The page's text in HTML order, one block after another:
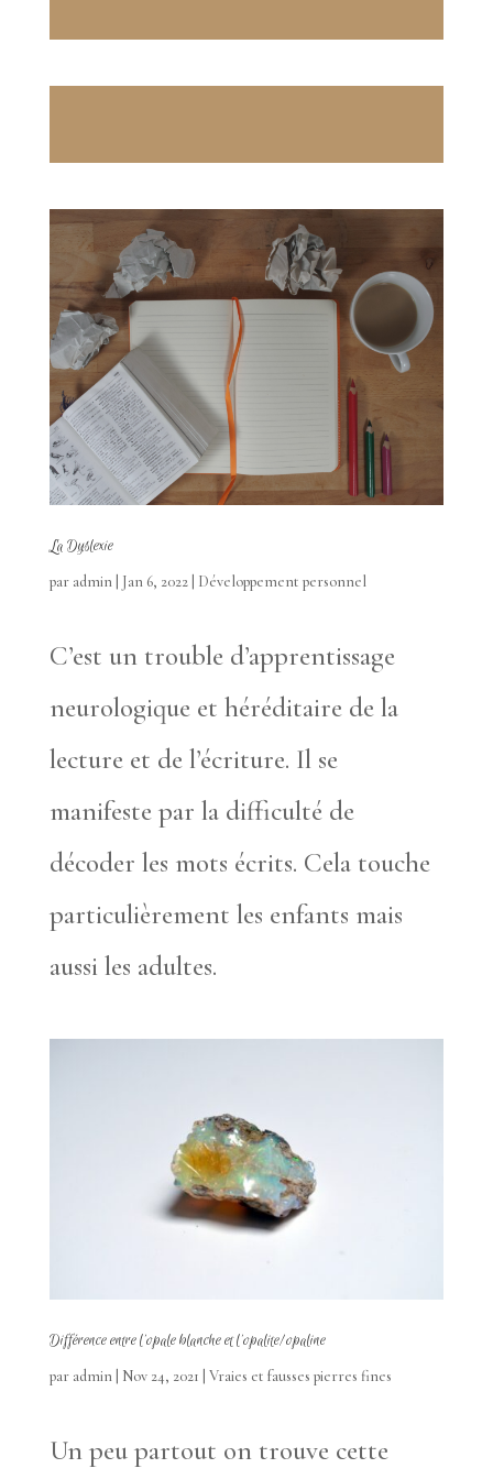
La Dyslexie
par admin| Jan 6, 2022| Développement personnel
C’est un trouble d’apprentissage
neurologique et héréditaire de la
lecture et de l’écriture. Il se
manifeste par la difficulté de
décoder les mots écrits. Cela touche
particulièrement les enfants mais
aussi les adultes.
Différence entre l’opale blanche et l’opalite/opaline
par admin| Nov 24, 2021 Vraies et fausses pierres fines
Un peu partout on trouve cette